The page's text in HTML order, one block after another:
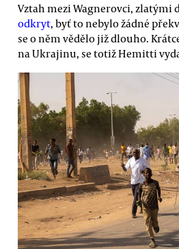
Vztah mezi Wagnerovci, zlatými
odkryt, byť to nebylo žádné
se o něm vědělo již dlouho.
na Ukrajinu, se totiž Hemitti